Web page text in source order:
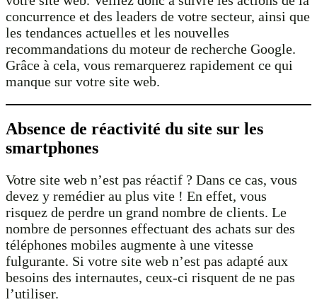
concurrence et des leaders de votre secteur, ainsi que
les tendances actuelles et les nouvelles
recommandations du moteur de recherche Google.
Grâce à cela, vous remarquerez rapidement ce qui
manque sur votre site web.
Absence de réactivité du site sur les
smartphones
Votre site web n’est pas réactif ? Dans ce cas, vous
devez y remédier au plus vite ! En effet, vous
risquez de perdre un grand nombre de clients. Le
nombre de personnes effectuant des achats sur des
téléphones mobiles augmente à une vitesse
fulgurante. Si votre site web n’est pas adapté aux
besoins des internautes, ceux-ci risquent de ne pas
l’utiliser.